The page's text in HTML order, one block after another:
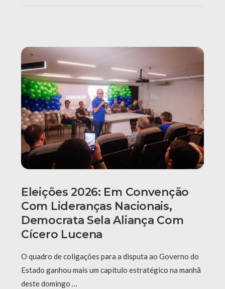
Eleições 2026: Em Convenção
Com Lideranças Nacionais,
Democrata Sela Aliança Com
Cícero Lucena
O quadro de coligações para a disputa ao Governo do
Estado ganhou mais um capítulo estratégico na manhã
deste domingo …